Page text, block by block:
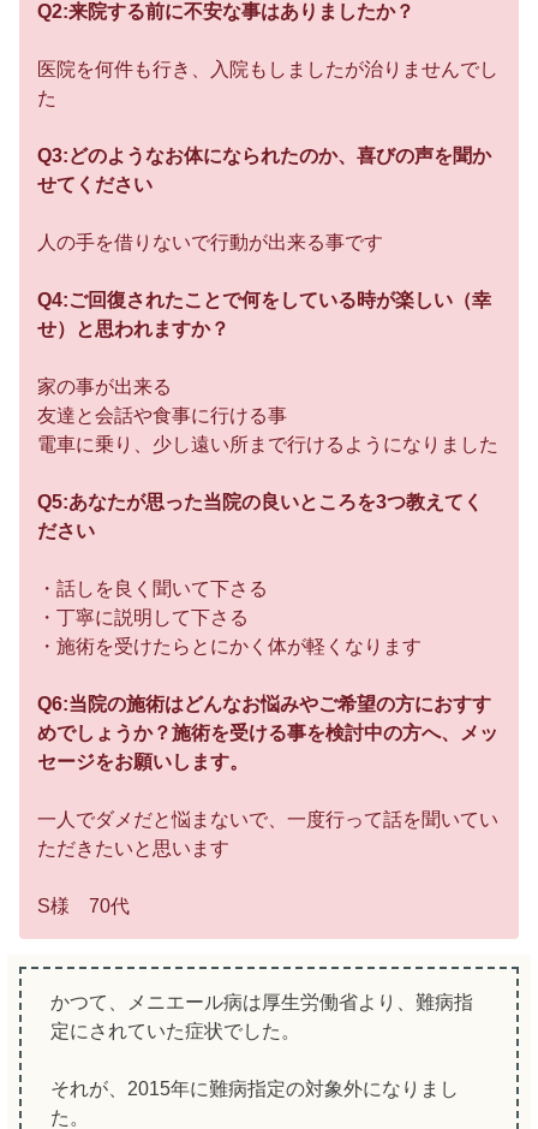
Q2:来院する前に不安な事はありましたか？
医院を何件も行き、入院もしましたが治りませんでし
た
Q3:どのようなお体になられたのか、喜びの声を聞か
せてください
人の手を借りないで行動が出来る事です
Q4:ご回復されたことで何をしている時が楽しい（幸
せ）と思われますか？
家の事が出来る
友達と会話や食事に行ける事
電車に乗り、少し遠い所まで行けるようになりました
Q5:あなたが思った当院の良いところを3つ教えてく
ださい
・話しを良く聞いて下さる
・丁寧に説明して下さる
・施術を受けたらとにかく体が軽くなります
Q6:当院の施術はどんなお悩みやご希望の方におすす
めでしょうか？施術を受ける事を検討中の方へ、メッ
セージをお願いします。
一人でダメだと悩まないで、一度行って話を聞いてい
ただきたいと思います
S様 70代
かつて、メニエール病は厚生労働省より、難病指
定にされていた症状でした。
それが、2015年に難病指定の対象外になりまし
た。